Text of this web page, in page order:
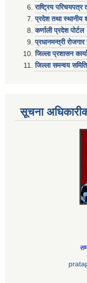
राष्ट्रिय
प्रदेश तथा स्थानीय
कर्णाली प्रदेश पोर्टल
प्रधानमन्त्री
जिल्ला प्रशासन
जिल्ला समन्वय
सूचना